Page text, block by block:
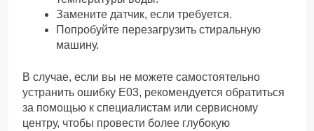
Замените датчик, если требуется.
Попробуйте перезагрузить стиральную
машину.
В случае, если вы не можете самостоятельно
устранить ошибку Е03, рекомендуется обратиться
за помощью к специалистам или сервисному
центру, чтобы провести более глубокую